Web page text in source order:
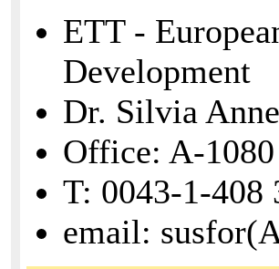
ETT -
Development
Dr. Silvia
Office: A-1080
T: 0043-1-408
email: